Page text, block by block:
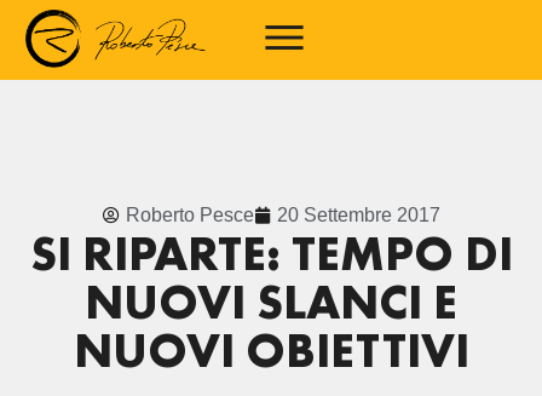
Roberto Pesce 20 Settembre 2017
SI RIPARTE: TEMPO DI
NUOVI SLANCI E
NUOVI OBIETTIVI